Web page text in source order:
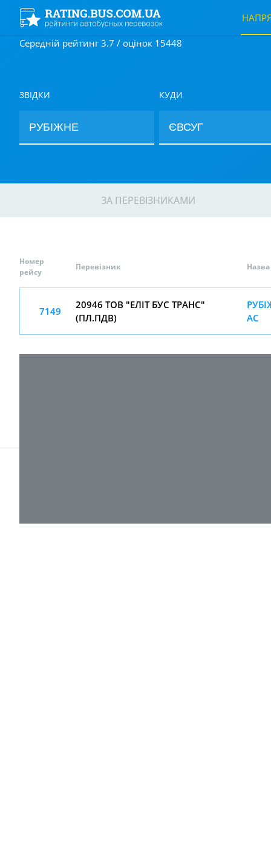
Середній рейтинг 3.7 / оцінок 15448
ЗВІДКИ КУДИ
ЗА ПЕРЕВІЗНИКАМИ
Номер
рейсу
Перевізник Назва
7149
20946 ТОВ "ЕЛІТ БУС ТРАНС"
(ПЛ.ПДВ)
АС